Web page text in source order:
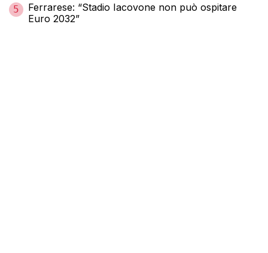
5
Ferrarese: “Stadio Iacovone non può ospitare
Euro 2032”